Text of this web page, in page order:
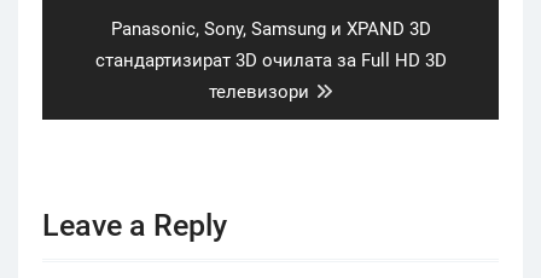
Next
post:
Panasonic, Sony, Samsung и XPAND 3D
стандартизират 3D очилата за Full HD 3D
телевизори
Leave a Reply